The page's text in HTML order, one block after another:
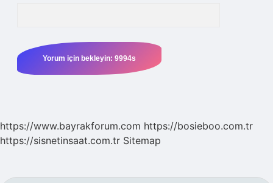
https://www.bayrakforum.com https://bosieboo.com.tr
https://sisnetinsaat.com.tr Sitemap